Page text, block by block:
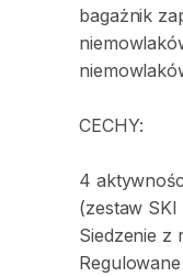
bagażnik
CECHY:
4
(zestaw SKI
Siedzenie z
Regulowane